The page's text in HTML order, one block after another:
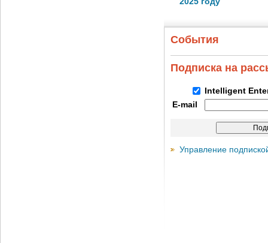
События
Подписка на
Intelligent
E-mail
Управление